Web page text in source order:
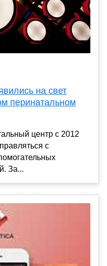
на свет
перинатальном
центр с 2012
с
За...